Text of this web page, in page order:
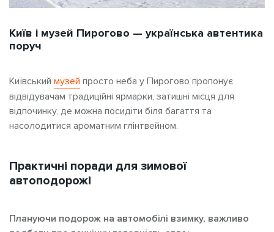
Київ і музей Пирогово — українська автентика
поруч
Київський музей просто неба у Пирогово пропонує
відвідувачам традиційні ярмарки, затишні місця для
відпочинку, де можна посидіти біля багаття та
насолодитися ароматним глінтвейном.
Практичні поради для зимової
автоподорожі
Плануючи подорож на автомобілі взимку, важливо